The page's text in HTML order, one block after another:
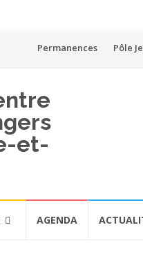
Aller
contenu
Permanences Pôle
AGENDA